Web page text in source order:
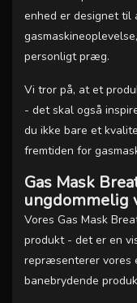
enhed er designet til
personligt præg.
Vi tror på, at et
- det skal også
du ikke bare et
fremtiden for
Gas Mask
ungdommelig
Vores Gas Mask
produkt - det er en
repræsenterer vores
banebrydende